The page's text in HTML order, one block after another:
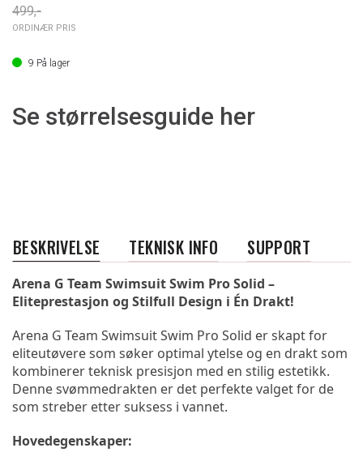
499,-
ORDINÆR PRIS
9 På lager
Se størrelsesguide her
BESKRIVELSE TEKNISK INFO SUPPORT
Arena G Team Swimsuit Swim Pro Solid –
Eliteprestasjon og Stilfull Design i Én Drakt!
Arena G Team Swimsuit Swim Pro Solid er skapt for
eliteutøvere som søker optimal ytelse og en drakt som
kombinerer teknisk presisjon med en stilig estetikk.
Denne svømmedrakten er det perfekte valget for de
som streber etter suksess i vannet.
Hovedegenskaper: